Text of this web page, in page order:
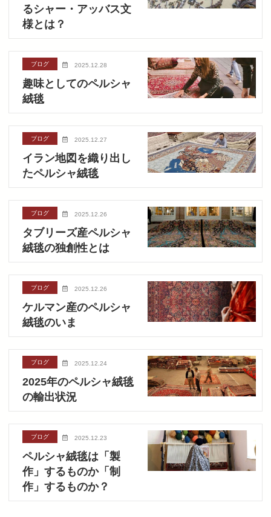
るシャー・アッバス文
様とは？
ブログ 2025.12.28
趣味としてのペルシャ
絨毯
ブログ 2025.12.27
イラン地図を織り出し
たペルシャ絨毯
ブログ 2025.12.26
タブリーズ産ペルシャ
絨毯の独創性とは
ブログ 2025.12.26
ケルマン産のペルシャ
絨毯のいま
ブログ 2025.12.24
2025年のペルシャ絨毯
の輸出状況
ブログ 2025.12.23
ペルシャ絨毯は「製
作」するものか「制
作」するものか？